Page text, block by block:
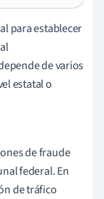
para establecer
de varios
estatal o
de fraude
federal. En
de tráfico